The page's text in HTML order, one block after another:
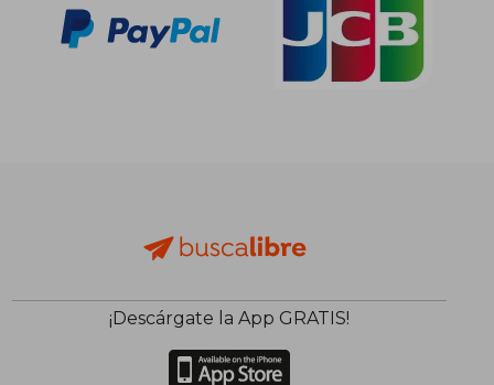
¡Descárgate la App GRATIS!